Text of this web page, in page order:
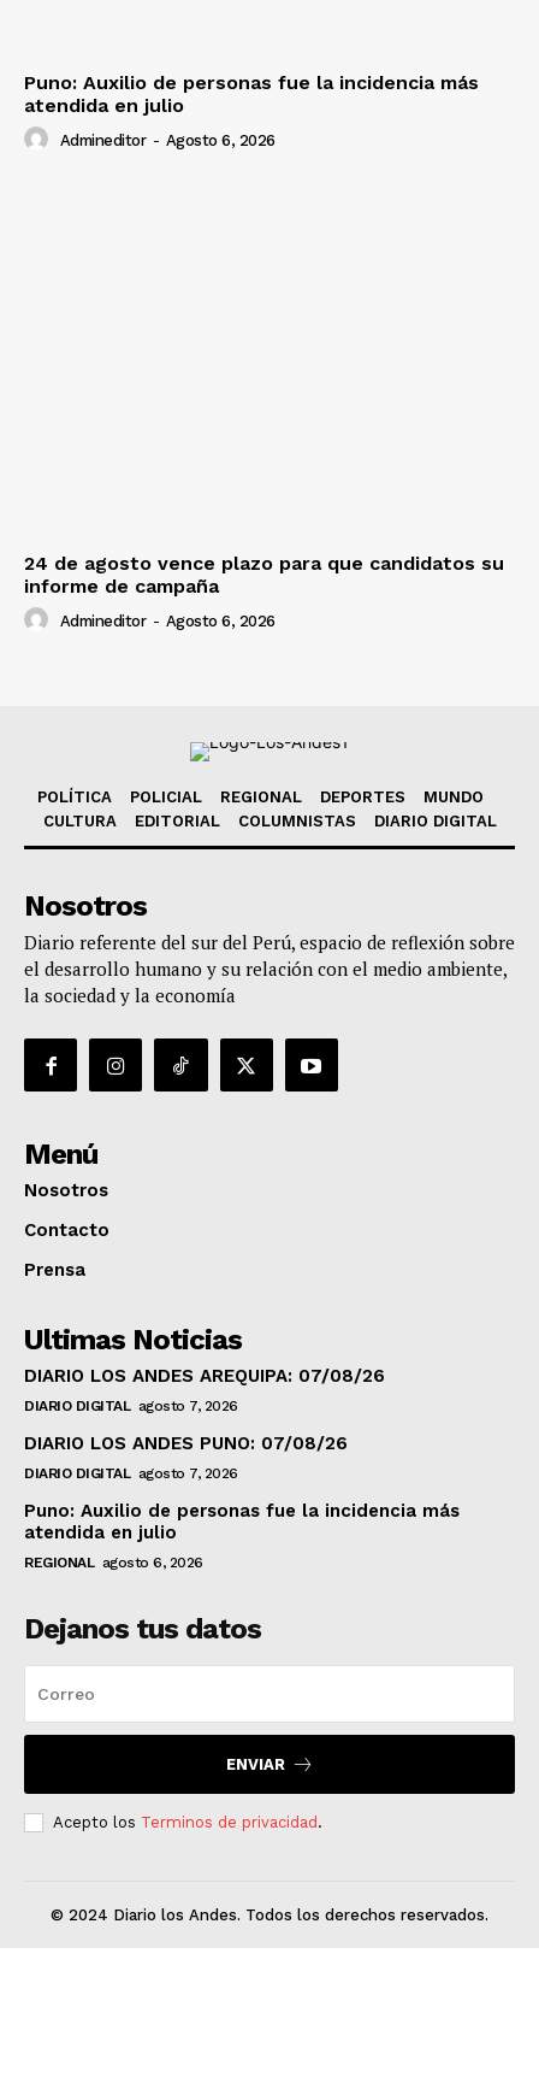
Puno: Auxilio de personas fue la incidencia más
atendida en julio
Admineditor - Agosto 6, 2026
24 de agosto vence plazo para que candidatos su
informe de campaña
Admineditor - Agosto 6, 2026
POLÍTICA POLICIAL REGIONAL DEPORTES
MUNDO
CULTURA
EDITORIAL COLUMNISTAS DIARIO DIGITAL
Nosotros
Diario referente del sur del Perú, espacio de reflexión sobre
el desarrollo humano y su relación con el medio ambiente,
la sociedad y la economía
Menú
Nosotros
Contacto
Prensa
Ultimas Noticias
DIARIO LOS ANDES AREQUIPA: 07/08/26
DIARIO DIGITAL agosto 7, 2026
DIARIO LOS ANDES PUNO: 07/08/26
DIARIO DIGITAL agosto 7, 2026
Puno: Auxilio de personas fue la incidencia más
atendida en julio
REGIONAL agosto 6, 2026
Dejanos tus datos
ENVIAR
Acepto los Terminos de privacidad .
© 2024 Diario los Andes. Todos los derechos reservados.